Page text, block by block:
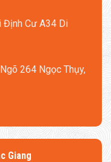
Định Cư A34 Di
264 Ngọc Thụy,
Giang